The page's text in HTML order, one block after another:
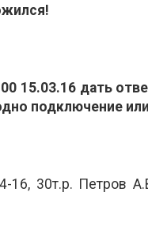
15.03.16 дать
подключение
30т.р. Петров